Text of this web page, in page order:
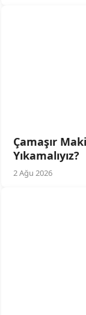
Çamaşır
Yıkamalıyız?
2 Ağu 2026